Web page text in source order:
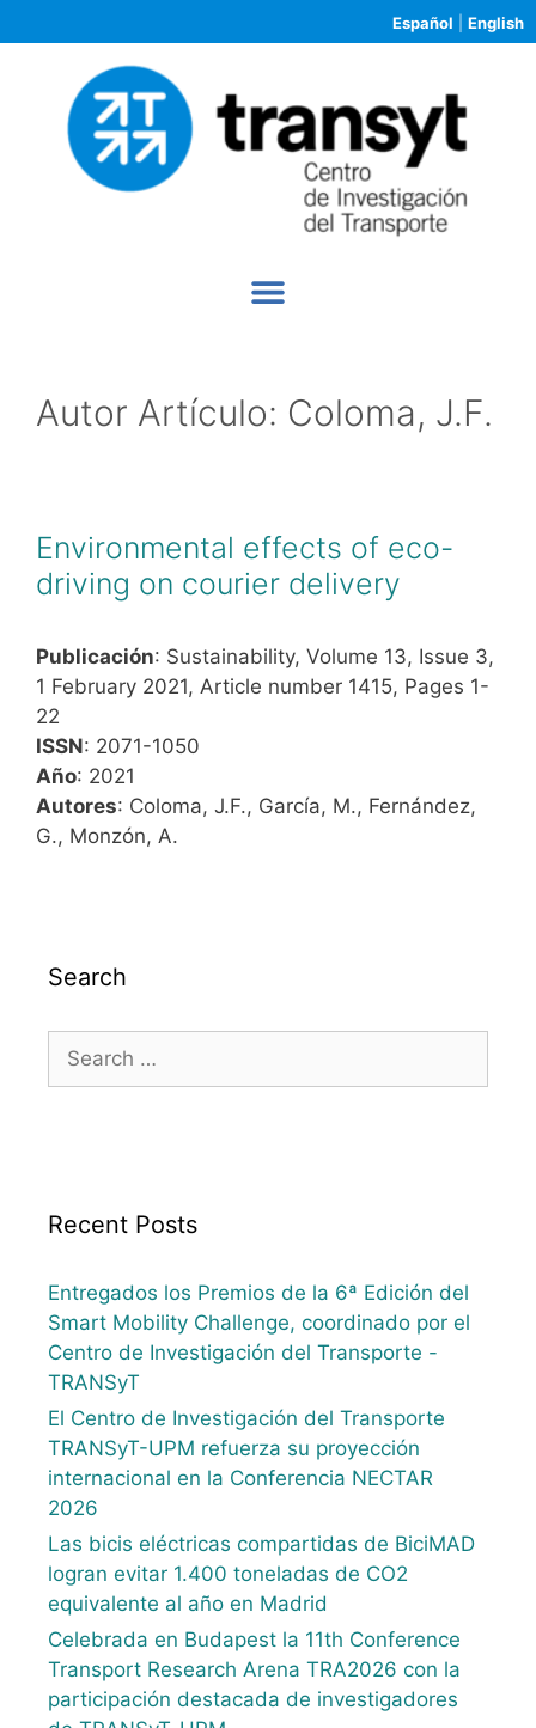
Español English
Autor Artículo: Coloma, J.F.
Environmental effects of eco-
driving on courier delivery
Publicación: Sustainability, Volume 13, Issue 3,
1 February 2021, Article number 1415, Pages 1-
22
ISSN: 2071-1050
Año: 2021
Autores: Coloma, J.F., García, M., Fernández,
G., Monzón, A.
Search
Recent Posts
Entregados los Premios de la 6ª Edición del
Smart Mobility Challenge, coordinado por el
Centro de Investigación del Transporte -
TRANSyT
El Centro de Investigación del Transporte
TRANSyT-UPM refuerza su proyección
internacional en la Conferencia NECTAR
2026
Las bicis eléctricas compartidas de BiciMAD
logran evitar 1.400 toneladas de CO2
equivalente al año en Madrid
Celebrada en Budapest la 11th Conference
Transport Research Arena TRA2026 con la
participación destacada de investigadores